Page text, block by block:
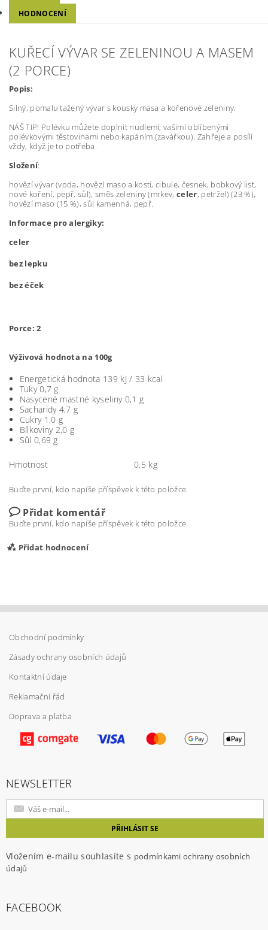
HODNOCENÍ
KUŘECÍ VÝVAR SE ZELENINOU A MASEM
(2 PORCE)
Popis:
Silný, pomalu tažený vývar s kousky masa a kořenové zeleniny.
NÁŠ TIP! Polévku můžete doplnit nudlemi, vašimi oblíbenými
polévkovými těstovinami nebo kapáním (zavářkou). Zahřeje a posílí
vždy, když je to potřeba.
Složení:
hovězí vývar (voda, hovězí maso a kosti, cibule, česnek, bobkový list,
nové koření, pepř, sůl), směs zeleniny (mrkev,celer, petržel) (23 %),
hovězí maso (15 %), sůl kamenná, pepř.
Informace pro alergiky:
celer
bez lepku
bez éček
Porce: 2
Výživová hodnota na 100g
Energetická hodnota 139 kJ / 33 kcal
Tuky 0,7 g
Nasycené mastné kyseliny 0,1 g
Sacharidy 4,7 g
Cukry 1,0 g
Bílkoviny 2,0 g
Sůl 0,69 g
Hmotnost 0.5 kg
Buďte první, kdo napíše příspěvek k této položce.
Přidat komentář
Buďte první, kdo napíše příspěvek k této položce.
Přidat hodnocení
Vložením hodnocení souhlasíte spodmínkami
ochrany osobních údajů
Obchodní podmínky
Zásady ochrany osobních údajů
Kontaktní údaje
Reklamační řád
Doprava a platba
NEWSLETTER
Vložením e-mailu souhlasíte s podmínkami ochrany osobních
údajů
FACEBOOK